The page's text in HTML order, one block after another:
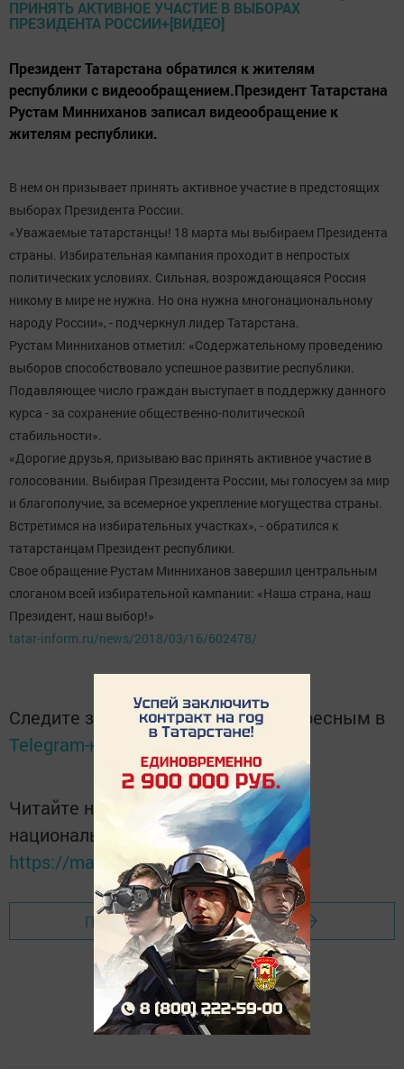
Президент Татарстана обратился к жителям
республики с видеообращением.Президент Татарстана
Рустам Минниханов записал видеообращение к
жителям республики.
В нем он призывает принять активное участие в предстоящих
выборах Президента России.
«Уважаемые татарстанцы! 18 марта мы выбираем Президента
страны. Избирательная кампания проходит в непростых
политических условиях. Сильная, возрождающаяся Россия
никому в мире не нужна. Но она нужна многонациональному
народу России», - подчеркнул лидер Татарстана.
Рустам Минниханов отметил: «Содержательному проведению
выборов способствовало успешное развитие республики.
Подавляющее число граждан выступает в поддержку данного
курса - за сохранение общественно-политической
стабильности».
«Дорогие друзья, призываю вас принять активное участие в
голосовании. Выбирая Президента России, мы голосуем за мир
и благополучие, за всемерное укрепление могущества страны.
Встретимся на избирательных участках», - обратился к
татарстанцам Президент республики.
Свое обращение Рустам Минниханов завершил центральным
слоганом всей избирательной кампании: «Наша страна, наш
Президент, наш выбор!»
tatar-inform.ru/news/2018/03/16/602478/
Следите за самым важным и интересным в
Telegram-канале
Татмедиа
Читайте новости Татарстана в
национальном мессенджере MАХ:
https://max.ru/tatmedia
Перейти на страницу новости